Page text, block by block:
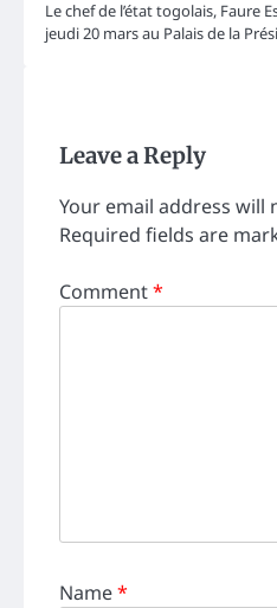
Le chef de l’état togolais, Faure
jeudi 20 mars au Palais de la
Leave a Reply
Your email address will
Required fields are
Comment*
Name*